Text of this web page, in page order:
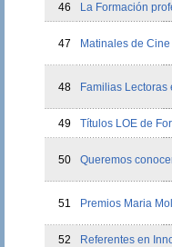
46 La Formación
47 Matinales de
48 Familias Lectoras
49 Títulos LOE de
50 Queremos
51 Premios Maria
52 Referentes en